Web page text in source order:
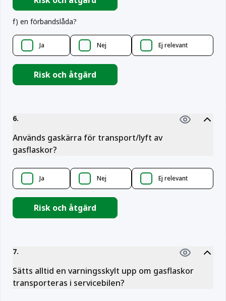
f) en förbandslåda?
Ja Nej Ej relevant
Risk och åtgärd
6.
Används gaskärra för transport/lyft av
gasflaskor?
Ja Nej Ej relevant
Risk och åtgärd
7.
Sätts alltid en varningsskylt upp om gasflaskor
transporteras i servicebilen?